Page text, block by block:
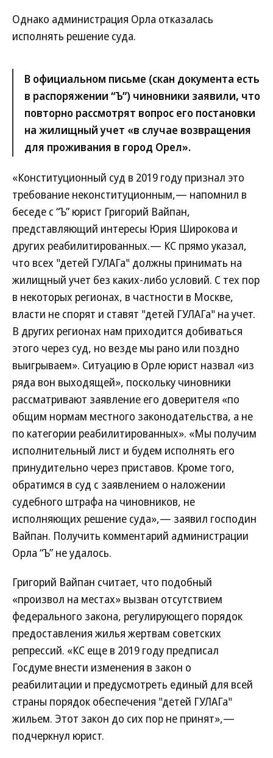
Однако администрация Орла отказалась
исполнять решение суда.
В официальном письме (скан документа есть
в распоряжении “Ъ”) чиновники заявили, что
повторно рассмотрят вопрос его постановки
на жилищный учет «в случае возвращения
для проживания в город Орел».
«Конституционный суд в 2019 году признал это
требование неконституционным,— напомнил в
беседе с “Ъ” юрист Григорий Вайпан,
представляющий интересы Юрия Широкова и
других реабилитированных.— КС прямо указал,
что всех "детей ГУЛАГа" должны принимать на
жилищный учет без каких-либо условий. С тех пор
в некоторых регионах, в частности в Москве,
власти не спорят и ставят "детей ГУЛАГа" на учет.
В других регионах нам приходится добиваться
этого через суд, но везде мы рано или поздно
выигрываем». Ситуацию в Орле юрист назвал «из
ряда вон выходящей», поскольку чиновники
рассматривают заявление его доверителя «по
общим нормам местного законодательства, а не
по категории реабилитированных». «Мы получим
исполнительный лист и будем исполнять его
принудительно через приставов. Кроме того,
обратимся в суд с заявлением о наложении
судебного штрафа на чиновников, не
исполняющих решение суда»,— заявил господин
Вайпан. Получить комментарий администрации
Орла “Ъ” не удалось.
Григорий Вайпан считает, что подобный
«произвол на местах» вызван отсутствием
федерального закона, регулирующего порядок
предоставления жилья жертвам советских
репрессий. «КС еще в 2019 году предписал
Госдуме внести изменения в закон о
реабилитации и предусмотреть единый для всей
страны порядок обеспечения "детей ГУЛАГа"
жильем. Этот закон до сих пор не принят»,—
подчеркнул юрист.